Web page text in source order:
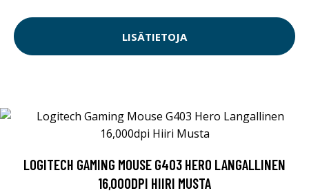
LISÄTIETOJA
LOGITECH GAMING MOUSE G403 HERO LANGALLINEN
16,000DPI HIIRI MUSTA